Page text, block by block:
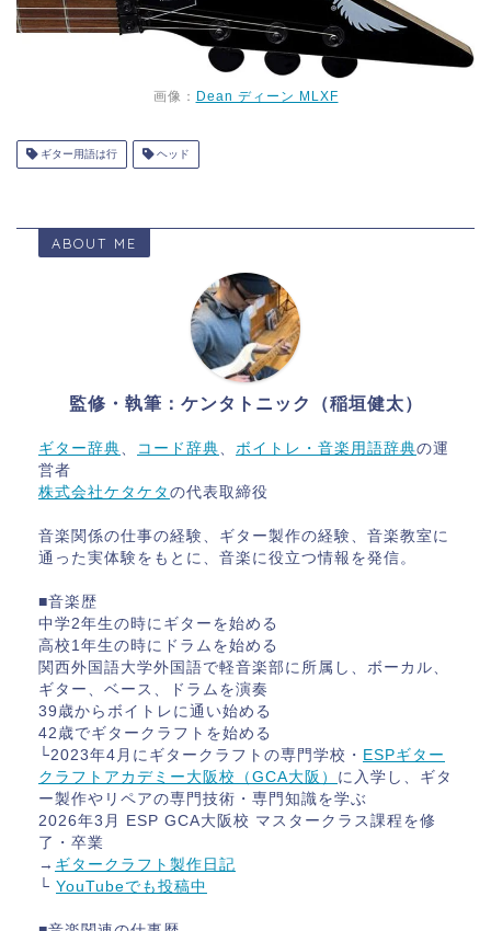
画像： Dean ディーン MLXF
ギター用語は行 ヘッド
ABOUT ME
監修・執筆：ケンタトニック（稲垣健太）
ギター辞典、 コード辞典、 ボイトレ・音楽用語辞典の運
営者
株式会社ケタケタ の代表取締役
音楽関係の仕事の経験、ギター製作の経験、音楽教室に
通った実体験をもとに、音楽に役立つ情報を発信。
■音楽歴
中学2年生の時にギターを始める
高校1年生の時にドラムを始める
関西外国語大学外国語で軽音楽部に所属し、ボーカル、
ギター、ベース、ドラムを演奏
39歳からボイトレに通い始める
42歳でギタークラフトを始める
└2023年4月にギタークラフトの専門学校・ ESPギター
クラフトアカデミー大阪校（GCA大阪） に入学し、ギタ
ー製作やリペアの専門技術・専門知識を学ぶ
2026年3月 ESP GCA大阪校 マスタークラス課程を修
了・卒業
→ ギタークラフト製作日記
└ YouTubeでも投稿中